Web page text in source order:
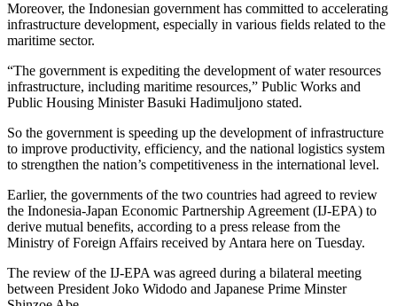
Moreover, the Indonesian government has committed to accelerating
infrastructure development, especially in various fields related to the
maritime sector.
“The government is expediting the development of water resources
infrastructure, including maritime resources,” Public Works and
Public Housing Minister Basuki Hadimuljono stated.
So the government is speeding up the development of infrastructure
to improve productivity, efficiency, and the national logistics system
to strengthen the nation’s competitiveness in the international level.
Earlier, the governments of the two countries had agreed to review
the Indonesia-Japan Economic Partnership Agreement (IJ-EPA) to
derive mutual benefits, according to a press release from the
Ministry of Foreign Affairs received by Antara here on Tuesday.
The review of the IJ-EPA was agreed during a bilateral meeting
between President Joko Widodo and Japanese Prime Minster